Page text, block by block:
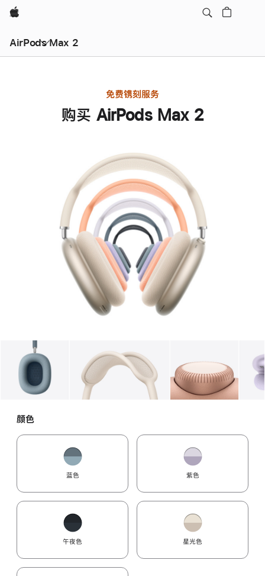
Apple
AirPods Max 2
免费镌刻服务
购买 AirPods Max 2
图库 1 图库 图像 图库 图像
颜色
蓝色 紫色
午夜色 星光色